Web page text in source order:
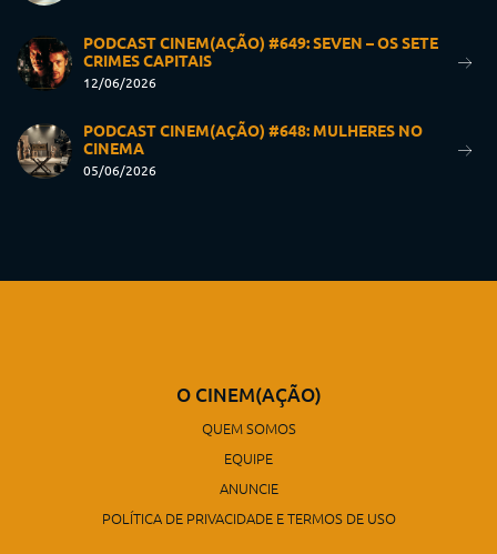
PODCAST CINEM(AÇÃO) #649: SEVEN – OS SETE
CRIMES CAPITAIS
12/06/2026
PODCAST CINEM(AÇÃO) #648: MULHERES NO
CINEMA
05/06/2026
O CINEM(AÇÃO)
QUEM SOMOS
EQUIPE
ANUNCIE
POLÍTICA DE PRIVACIDADE E TERMOS DE USO